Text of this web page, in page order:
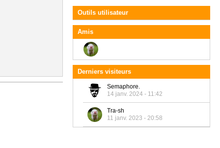
Outils utilisateur
Amis
Derniers visiteurs
Semaphore.
14 janv. 2024 - 11:42
Tra-sh
11 janv. 2023 - 20:58